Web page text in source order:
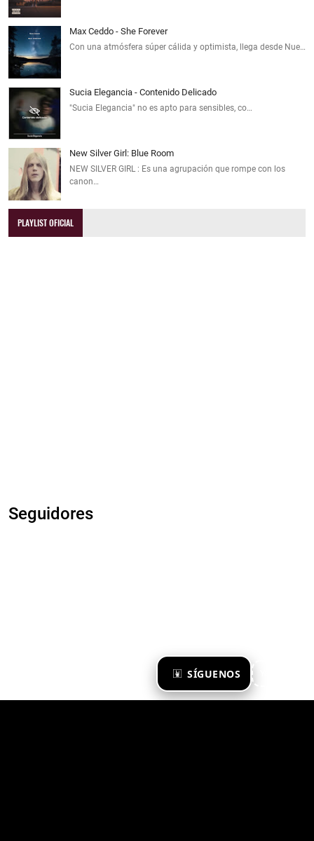
SÍGUENOS
Max Ceddo - She Forever
Con una atmósfera súper cálida y optimista, llega desde Nue…
Sucia Elegancia - Contenido Delicado
"Sucia Elegancia" no es apto para sensibles, co…
New Silver Girl: Blue Room
NEW SILVER GIRL : Es una agrupación que rompe con los
canon…
PLAYLIST OFICIAL
Seguidores